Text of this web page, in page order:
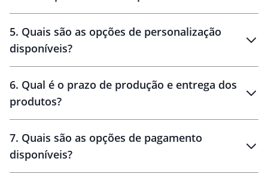
brinde
personalização
amostra virtual
5. Quais são as opções de personalização
disponíveis?
6. Qual é o prazo de produção e entrega dos
produtos?
10 dias
brinde
48 horas
7. Quais são as opções de pagamento
disponíveis?